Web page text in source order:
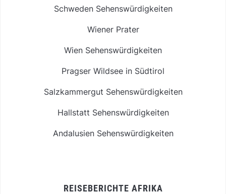
Schweden Sehenswürdigkeiten
Wiener Prater
Wien Sehenswürdigkeiten
Pragser Wildsee in Südtirol
Salzkammergut Sehenswürdigkeiten
Hallstatt Sehenswürdigkeiten
Andalusien Sehenswürdigkeiten
REISEBERICHTE AFRIKA